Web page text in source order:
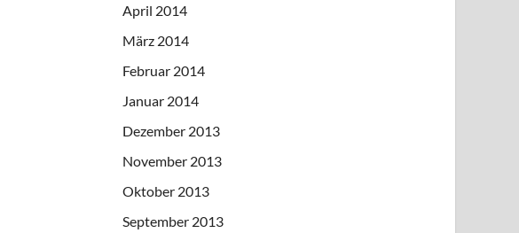
April 2014
März 2014
Februar 2014
Januar 2014
Dezember 2013
November 2013
Oktober 2013
September 2013